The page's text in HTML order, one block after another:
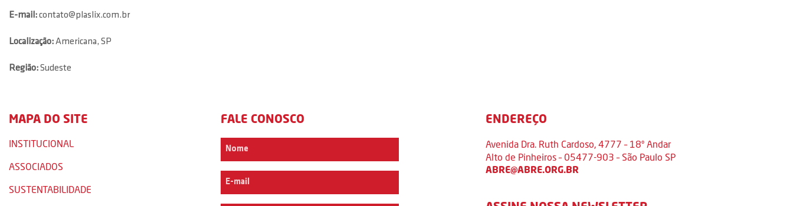
E-mail:contato@plaslix.com.br
Localização:Americana, SP
Região:Sudeste
MAPA DO SITE
INSTITUCIONAL
ASSOCIADOS
SUSTENTABILIDADE
FALE CONOSCO ENDEREÇO
Avenida Dra. Ruth Cardoso, 4777 – 18º Andar
Alto de Pinheiros – 05477-903 – São Paulo SP
ABRE@ABRE.ORG.BR